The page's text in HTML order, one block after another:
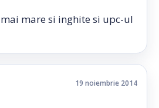
mare si inghite si upc-ul
19 noiembrie 2014